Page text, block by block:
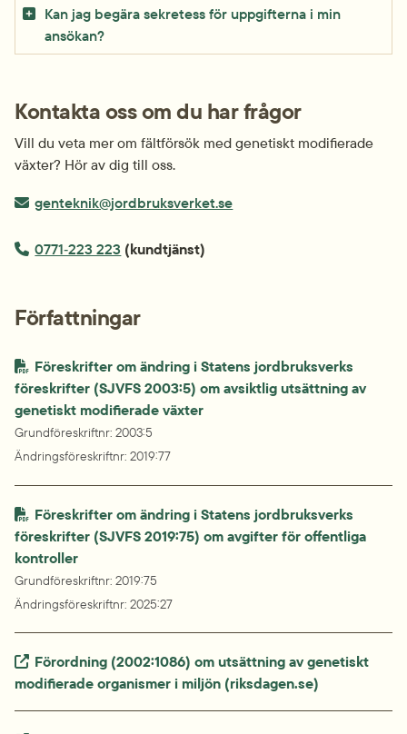
Kan jag begära sekretess för uppgifterna i min
ansökan?
Kontakta oss om du har frågor
Vill du veta mer om fältförsök med genetiskt modifierade
växter? Hör av dig till oss.
E-post:
genteknik@jordbruksverket.se
Telefonnummer:
0771‑223 223 (kundtjänst)
Författningar
Föreskrifter om ändring i Statens jordbruksverks
föreskrifter (SJVFS 2003:5) om avsiktlig utsättning av
genetiskt modifierade växter
Grundföreskriftnr: 2003:5
Ändringsföreskriftnr: 2019:77
Föreskrifter om ändring i Statens jordbruksverks
föreskrifter (SJVFS 2019:75) om avgifter för offentliga
kontroller
Grundföreskriftnr: 2019:75
Ändringsföreskriftnr: 2025:27
Extern länk.
Förordning (2002:1086) om utsättning av genetiskt
modifierade organismer i miljön (riksdagen.se)